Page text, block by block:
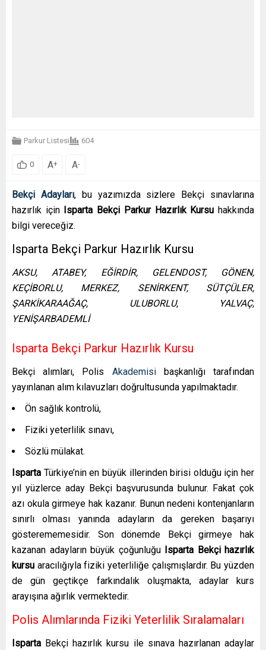
Parkur Listesi 604
0 A+ A-
Bekçi Adayları, bu yazımızda sizlere Bekçi sınavlarına
hazırlık içinIsparta Bekçi Parkur Hazırlık Kursuhakkında
bilgi vereceğiz.
Isparta Bekçi Parkur Hazırlık Kursu
AKSU, ATABEY, EĞİRDİR, GELENDOST, GÖNEN,
KEÇİBORLU, MERKEZ, SENİRKENT, SÜTÇÜLER,
ŞARKİKARAAĞAÇ, ULUBORLU, YALVAÇ,
YENİŞARBADEMLİ
Isparta Bekçi Parkur Hazırlık Kursu
Bekçi alımları, Polis Akademisibaşkanlığı tarafından
yayınlanan alım kılavuzları doğrultusunda yapılmaktadır.
Ön sağlık kontrolü,
Fiziki yeterlilik sınavı,
Sözlü mülakat.
Isparta Türkiye’nin en büyük illerinden birisi olduğu için her
yıl yüzlerce aday Bekçi başvurusunda bulunur. Fakat çok
azı okula girmeye hak kazanır. Bunun nedeni kontenjanların
sınırlı olması yanında adayların da gereken başarıyı
gösterememesidir. Son dönemde Bekçi girmeye hak
kazanan adayların büyük çoğunluğu Isparta Bekçi hazırlık
kursu aracılığıyla fiziki yeterliliğe çalışmışlardır. Bu yüzden
de gün geçtikçe farkındalık oluşmakta, adaylar kurs
arayışına ağırlık vermektedir.
Polis Alımlarında Fiziki Yeterlilik Sıralamaları
Isparta Bekçi hazırlık kursu ile sınava hazırlanan adaylar